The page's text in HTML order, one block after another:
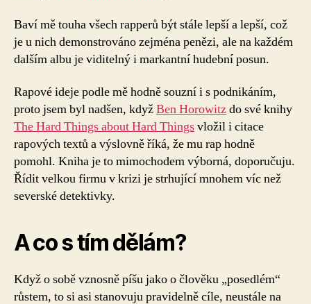
Baví mě touha všech rapperů být stále lepší a lepší, což
je u nich demonstrováno zejména penězi, ale na každém
dalším albu je viditelný i markantní hudební posun.
Rapové ideje podle mě hodně souzní i s podnikáním,
proto jsem byl nadšen, kdyžBen Horowitzdo své knihy
The Hard Things about Hard Thingsvložil i citace
rapových textů a výslovně říká, že mu rap hodně
pomohl. Kniha je to mimochodem výborná, doporučuju.
Řídit velkou firmu v krizi je strhující mnohem víc než
severské detektivky.
A co s tím dělám?
Když o sobě vznosně píšu jako o člověku „posedlém“
růstem, to si asi stanovuju pravidelně cíle, neustále na